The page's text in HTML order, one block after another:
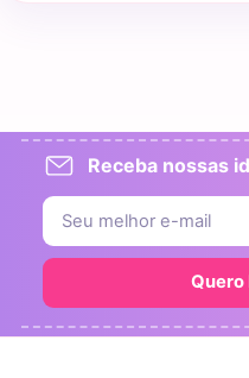
Receba nossas